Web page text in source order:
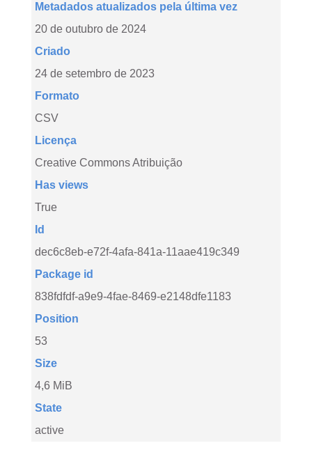
Metadados atualizados pela última vez
20 de outubro de 2024
Criado
24 de setembro de 2023
Formato
CSV
Licença
Creative Commons Atribuição
Has views
True
Id
dec6c8eb-e72f-4afa-841a-11aae419c349
Package id
838fdfdf-a9e9-4fae-8469-e2148dfe1183
Position
53
Size
4,6 MiB
State
active